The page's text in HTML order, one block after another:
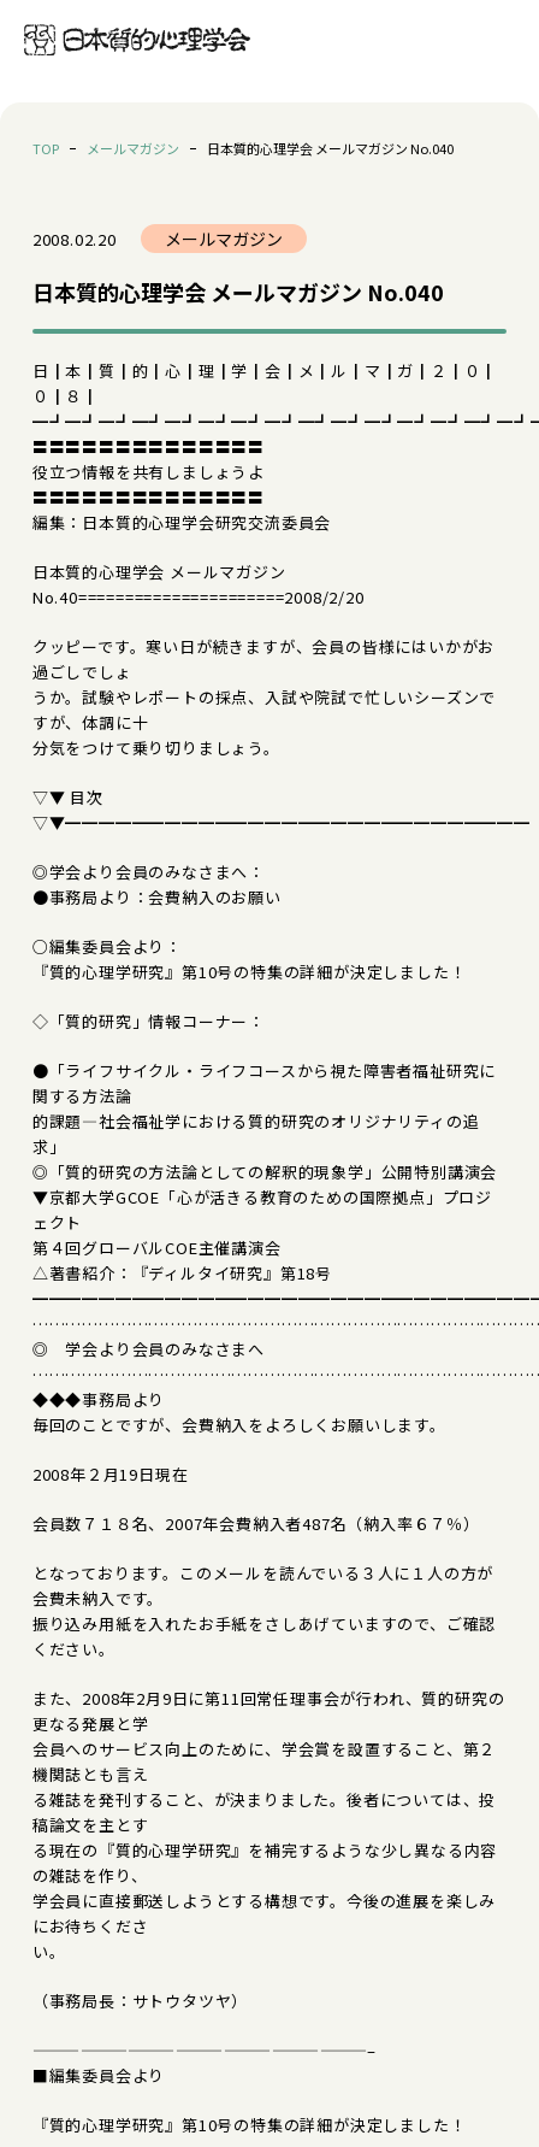
TOP メールマガジン 日本質的心理学会 メールマガジン No.040
2008.02.20 メールマガジン
日本質的心理学会 メールマガジン No.040
日┃本┃質┃的┃心┃理┃学┃会┃メ┃ル┃マ┃ガ┃２┃０┃
０┃８┃
〓〓〓〓〓〓〓〓〓〓〓〓〓〓
役立つ情報を共有しましょうよ
〓〓〓〓〓〓〓〓〓〓〓〓〓〓
編集：日本質的心理学会研究交流委員会
日本質的心理学会 メールマガジン
No.40======================2008/2/20
クッピーです。寒い日が続きますが、会員の皆様にはいかがお
過ごしでしょ
うか。試験やレポートの採点、入試や院試で忙しいシーズンで
すが、体調に十
分気をつけて乗り切りましょう。
▽▼ 目次
▽▼━━━━━━━━━━━━━━━━━━━━━━━━━━━━
◎学会より会員のみなさまへ：
●事務局より：会費納入のお願い
○編集委員会より：
『質的心理学研究』第10号の特集の詳細が決定しました！
◇「質的研究」情報コーナー：
●「ライフサイクル・ライフコースから視た障害者福祉研究に
関する方法論
的課題―社会福祉学における質的研究のオリジナリティの追
求」
◎「質的研究の方法論としての解釈的現象学」公開特別講演会
▼京都大学GCOE「心が活きる教育のための国際拠点」プロジ
ェクト
第４回グローバルCOE主催講演会
△著書紹介：『ディルタイ研究』第18号
◎ 学会より会員のみなさまへ
◆◆◆事務局より
毎回のことですが、会費納入をよろしくお願いします。
2008年２月19日現在
会員数７１８名、2007年会費納入者487名（納入率６７％）
となっております。このメールを読んでいる３人に１人の方が
会費未納入です。
振り込み用紙を入れたお手紙をさしあげていますので、ご確認
ください。
また、2008年2月9日に第11回常任理事会が行われ、質的研究の
更なる発展と学
会員へのサービス向上のために、学会賞を設置すること、第２
機関誌とも言え
る雑誌を発刊すること、が決まりました。後者については、投
稿論文を主とす
る現在の『質的心理学研究』を補完するような少し異なる内容
の雑誌を作り、
学会員に直接郵送しようとする構想です。今後の進展を楽しみ
にお待ちくださ
い。
（事務局長：サトウタツヤ）
—————————————————————–
■編集委員会より
『質的心理学研究』第10号の特集の詳細が決定しました！